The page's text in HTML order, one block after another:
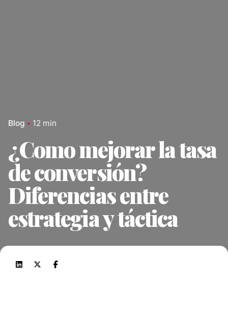
Blog 12 min
¿Como mejorar la tasa
de conversión?
Diferencias entre
estrategia y táctica